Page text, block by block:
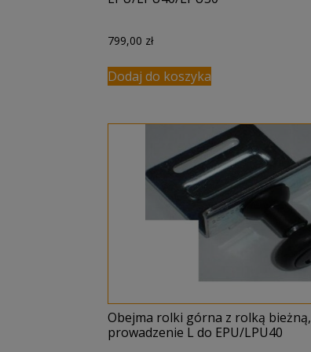
799,00 zł
Dodaj do koszyka
Obejma rolki górna z rolką bieżną,
prowadzenie L do EPU/LPU40